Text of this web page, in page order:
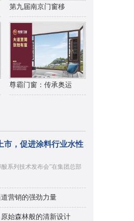
第九届南京门窗移
尊霸门窗：传承奥运
市，促进涂料行业水性
系列技术发布会”在集团总部
营销的强劲力量
始森林般的清新设计